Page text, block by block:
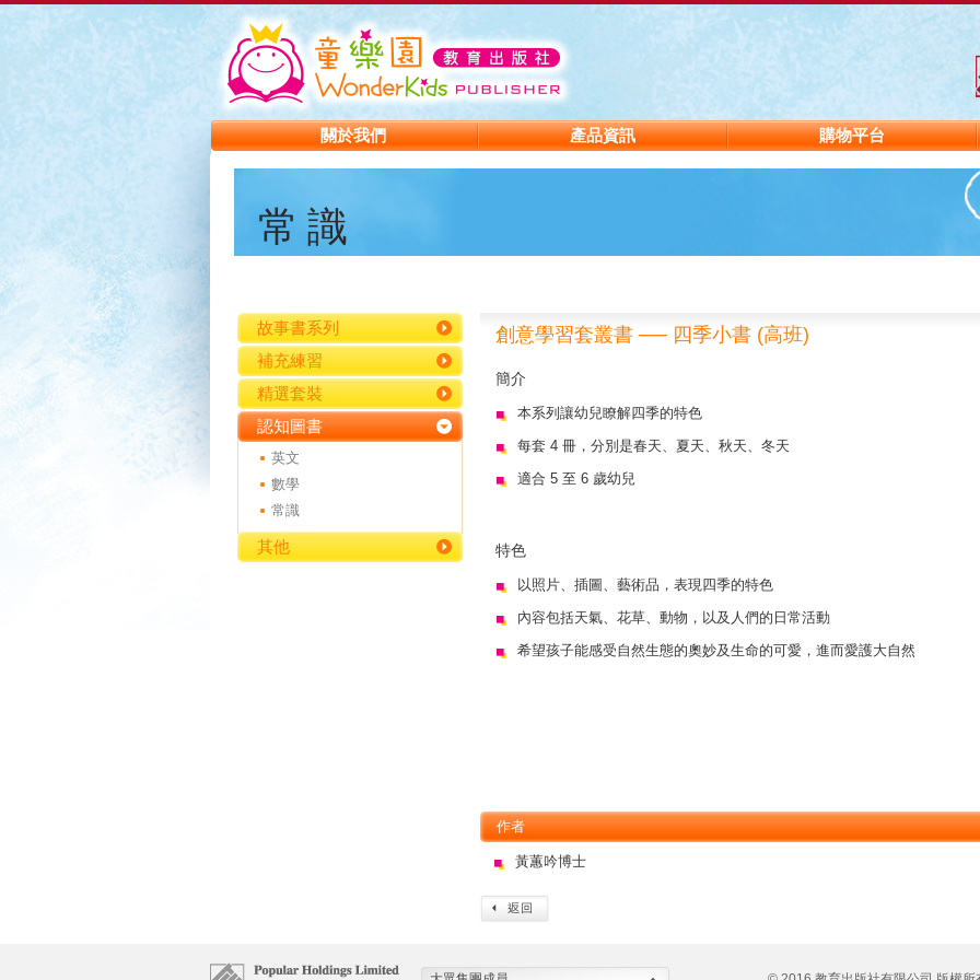
關於我們 產品資訊 購物平台
常識
故事書系列
補充練習
精選套裝
認知圖書
英文
數學
常識
其他
創意學習套叢書 ── 四季小書 (高班)
簡介
本系列讓幼兒瞭解四季的特色
每套 4 冊，分別是春天、夏天、秋天、冬天
適合 5 至 6 歲幼兒
特色
以照片、插圖、藝術品，表現四季的特色
內容包括天氣、花草、動物，以及人們的日常活動
希望孩子能感受自然生態的奧妙及生命的可愛，進而愛護大自然
作者
黃蕙吟博士